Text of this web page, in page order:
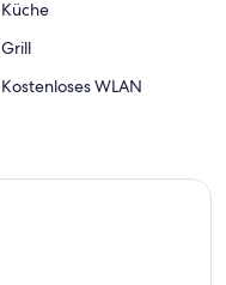
Küche
Grill
Kostenloses WLAN